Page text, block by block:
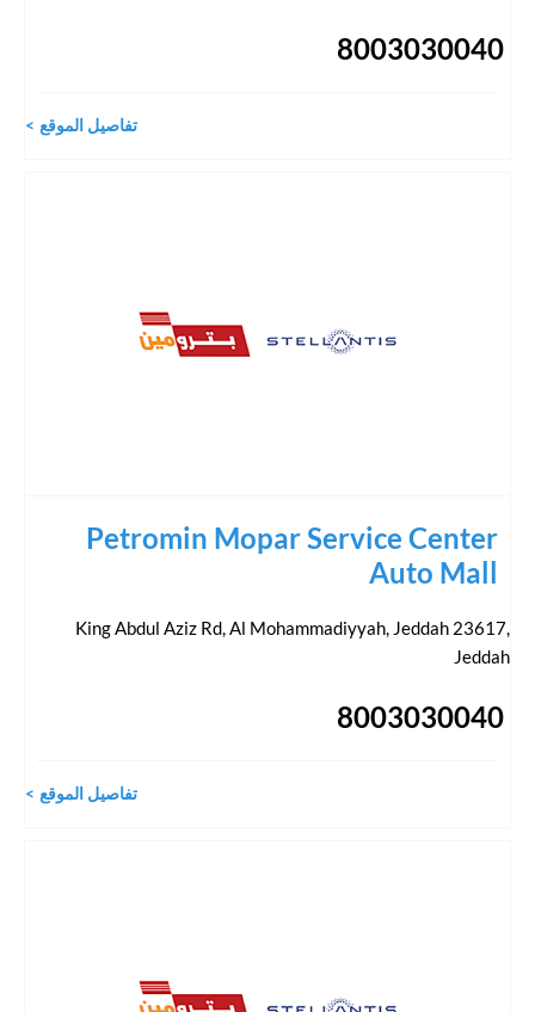
8003030040
تفاصيل الموقع
Petromin Mopar Service Center
Auto Mall
King Abdul Aziz Rd, Al Mohammadiyyah, Jeddah 23617,
Jeddah
8003030040
تفاصيل الموقع